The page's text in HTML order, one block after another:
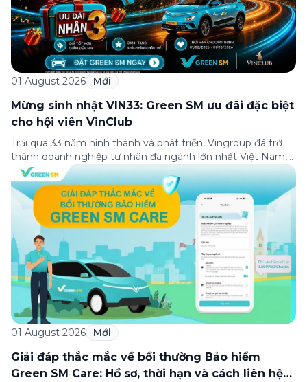
01 August 2026 Mới
Mừng sinh nhật VIN33: Green SM ưu đãi đặc biệt
cho hội viên VinClub
Trải qua 33 năm hình thành và phát triển, Vingroup đã trở
thành doanh nghiệp tư nhân đa ngành lớn nhất Việt Nam,
lọt Top 30 doanh nghiệp lớn nhất Đông Nam Á theo bảng
xếp hạng của Tạp chí Fortune (Mỹ). Nhân kỷ niệm 33 năm
thành lập (8/8/1993 đến 8/8/2026), Green SM trân […]
01 August 2026 Mới
Giải đáp thắc mắc về bồi thường Bảo hiểm
Green SM Care: Hồ sơ, thời hạn và cách liên hệ